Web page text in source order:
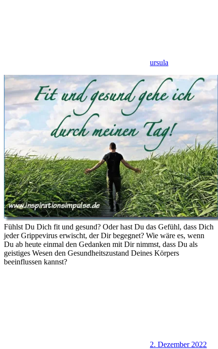
ursula
Fühlst Du Dich fit und gesund? Oder hast Du das Gefühl, dass Dich
jeder Grippevirus erwischt, der Dir begegnet? Wie wäre es, wenn
Du ab heute einmal den Gedanken mit Dir nimmst, dass Du als
geistiges Wesen den Gesundheitszustand Deines Körpers
beeinflussen kannst?
2. Dezember 2022